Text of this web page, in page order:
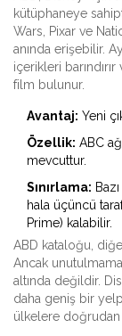
kütüphaneye
Wars, Pixar ve
anında erişebilir.
içerikleri
film bulunur.
Avantaj: Yeni
Özellik: ABC
mevcuttur.
Sınırlama:
hala üçüncü
Prime) kalabilir.
ABD kataloğu,
Ancak
altında değildir.
daha geniş bir
ülkelere doğrudan